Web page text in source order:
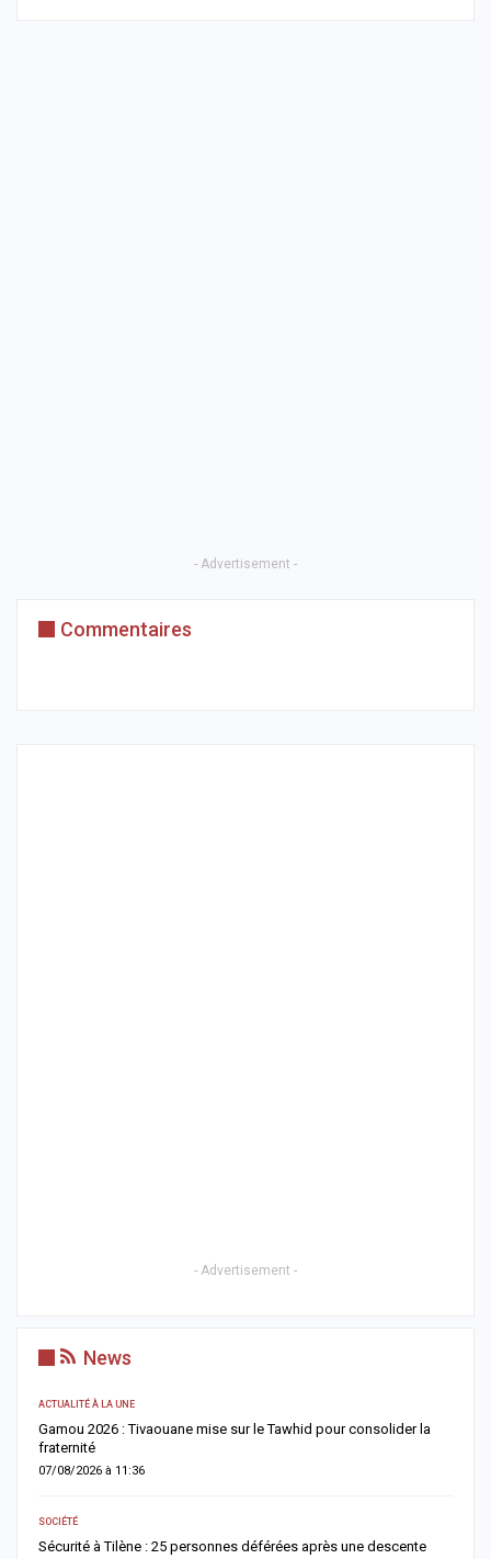
- Advertisement -
Commentaires
- Advertisement -
News
A LA UNE
Grand Magal de Touba : la Police nationale présente un bilan
marqué par 244 interpellations et un important dispositif…
07/08/2026 à 00:34
ACTUALITÉ À LA UNE
Deuil : Serigne Mountakha Mbacké appelle les fidèles à privilégier